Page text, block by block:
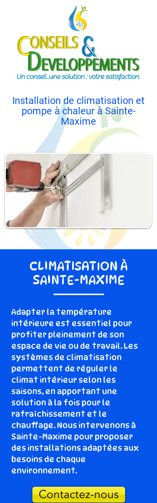
Installation de climatisation et
pompe à chaleur à Sainte-
Maxime
CLIMATISATION À
SAINTE-MAXIME
Adapter la température
intérieure est essentiel pour
profiter pleinement de son
espace de vie ou de travail. Les
systèmes de climatisation
permettent de réguler le
climat intérieur selon les
saisons, en apportant une
solution à la fois pour le
rafraîchissement et le
chauffage. Nous intervenons à
Sainte-Maxime pour proposer
des installations adaptées aux
besoins de chaque
environnement.
Contactez-nous